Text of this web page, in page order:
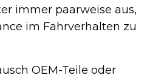
immer paarweise aus,
im Fahrverhalten zu
OEM-Teile oder